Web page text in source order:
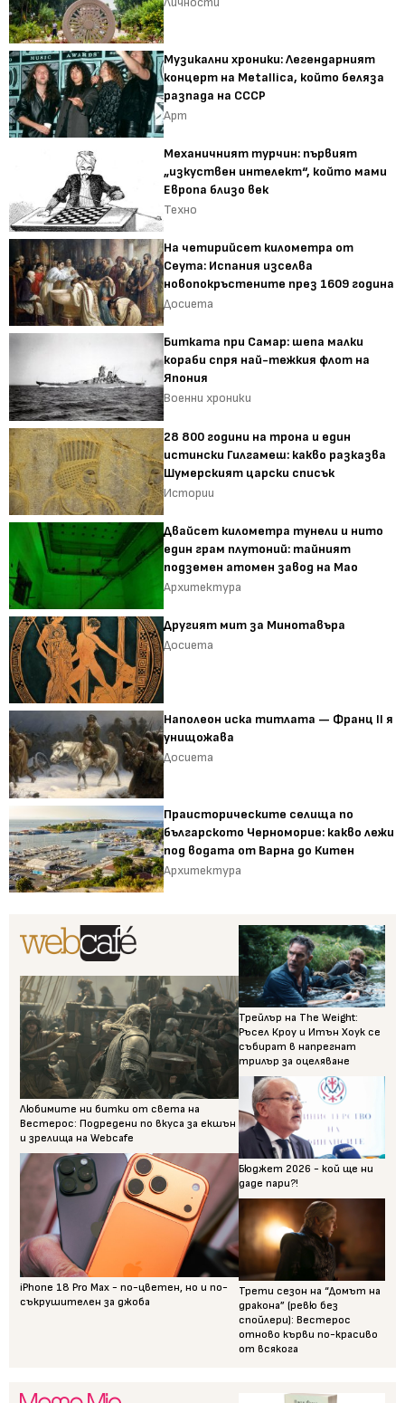
Музикални хроники: Легендарният
концерт на Metallica, който беляза
разпада на СССР
Арт
Механичният турчин: първият
„изкуствен интелект“, който мами
Европа близо век
Техно
На четирийсет километра от
Сеута: Испания изселва
новопокръстените през 1609 година
Досиета
Битката при Самар: шепа малки
кораби спря най-тежкия флот на
Япония
Военни хроники
28 800 години на трона и един
истински Гилгамеш: какво разказва
Шумерският царски списък
Истории
Двайсет километра тунели и нито
един грам плутоний: тайният
подземен атомен завод на Мао
Архитектура
Другият мит за Минотавъра
Досиета
Наполеон иска титлата — Франц II я
унищожава
Досиета
Праисторическите селища по
българското Черноморие: какво лежи
под водата от Варна до Китен
Архитектура
Любимите ни битки от света на
Вестерос: Подредени по вкуса за екшън
и зрелища на Webcafe
iPhone 18 Pro Max - по-цветен, но и по-
съкрушителен за джоба
Трейлър на The Weight:
Ръсел Кроу и Итън Хоук се
събират в напрегнат
трилър за оцеляване
Бюджет 2026 - кой ще ни
даде пари?!
Трети сезон на “Домът на
дракона” (ревю без
спойлери): Вестерос
отново кърви по-красиво
от всякога